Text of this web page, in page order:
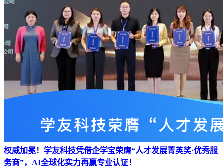
权威加冕！学友科技凭借企学宝荣膺“人才发展菁英奖·优秀服
务商”，AI全球化实力再赢专业认证！